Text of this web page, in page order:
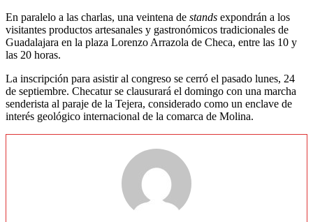
En paralelo a las charlas, una veintena de stands expondrán a los
visitantes productos artesanales y gastronómicos tradicionales de
Guadalajara en la plaza Lorenzo Arrazola de Checa, entre las 10 y
las 20 horas.
La inscripción para asistir al congreso se cerró el pasado lunes, 24
de septiembre. Checatur se clausurará el domingo con una marcha
senderista al paraje de la Tejera, considerado como un enclave de
interés geológico internacional de la comarca de Molina.